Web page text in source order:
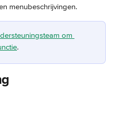
menubeschrijvingen.
om
.